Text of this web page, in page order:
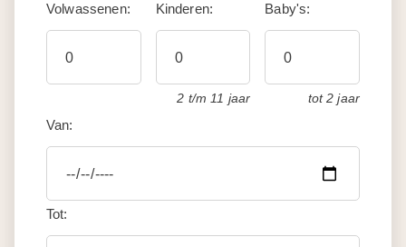
Volwassenen: Kinderen:
2 t/m 11 jaar
Baby's:
tot 2 jaar
Van:
Tot: